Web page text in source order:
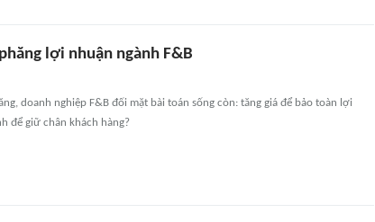
lợi nhuận ngành F&B
doanh nghiệp F&B đối mặt bài toán sống còn: tăng giá để bảo toàn lợi
để giữ chân khách hàng?